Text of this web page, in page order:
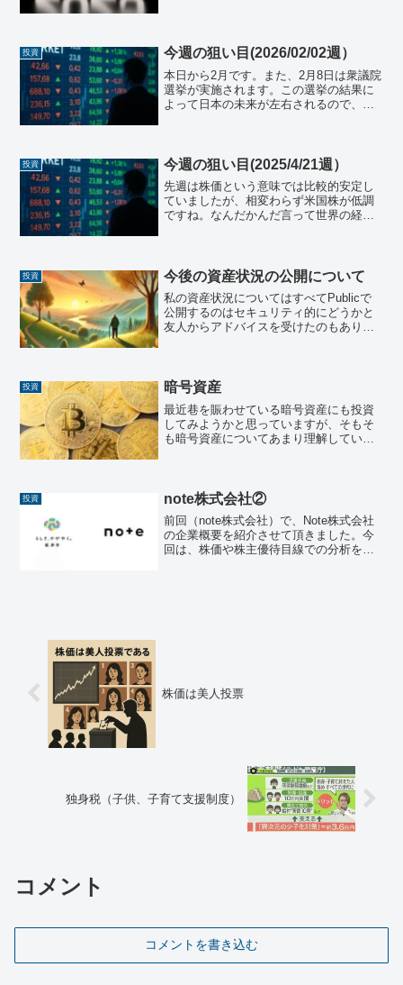
2025年上半期の主...
投資 今週の狙い目(2026/02/02週）
本日から2月です。また、2月8日は衆議院
選挙が実施されます。この選挙の結果に
よって日本の未来が左右されるので、皆
た。...
投資 今週の狙い目(2025/4/21週）
先週は株価という意味では比較的安定し
ていましたが、相変わらず米国株が低調
ですね。なんだかんだ言って世界の経済
株は米国との関税交渉に期...
投資 今後の資産状況の公開について
私の資産状況についてはすべてPublicで
公開するのはセキュリティ的にどうかと
友人からアドバイスを受けたのもあり、
願いします！
投資 暗号資産
最近巷を賑わせている暗号資産にも投資
してみようかと思っていますが、そもそ
も暗号資産についてあまり理解していな
ト上でやり取りされるデジ...
投資 note株式会社②
前回（note株式会社）で、Note株式会社
の企業概要を紹介させて頂きました。今
回は、株価や株主優待目線での分析を共
株価は美人投票
独身税（子供、子育て支援制度）
コメント
コメントを書き込む